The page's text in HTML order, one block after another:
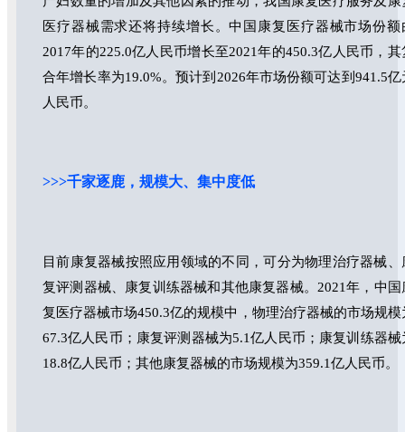
医疗器械需求还将持续增长。中国康复医疗器械市场份额
2017年的225.0亿人民币增长至2021年的450.3亿人民币，其
合年增长率为19.0%。预计到2026年市场份额可达到941.5亿
人民币。
>>>千家逐鹿，规模大、集中度低
目前康复器械按照应用领域的不同，可分为物理治疗器械、
复评测器械、康复训练器械和其他康复器械。2021年，中国
复医疗器械市场450.3亿的规模中，物理治疗器械的市场规模
67.3亿人民币；康复评测器械为5.1亿人民币；康复训练器械
18.8亿人民币；其他康复器械的市场规模为359.1亿人民币。